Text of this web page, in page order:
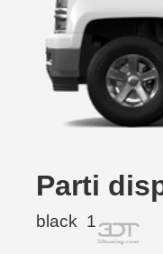
Parti
black 1